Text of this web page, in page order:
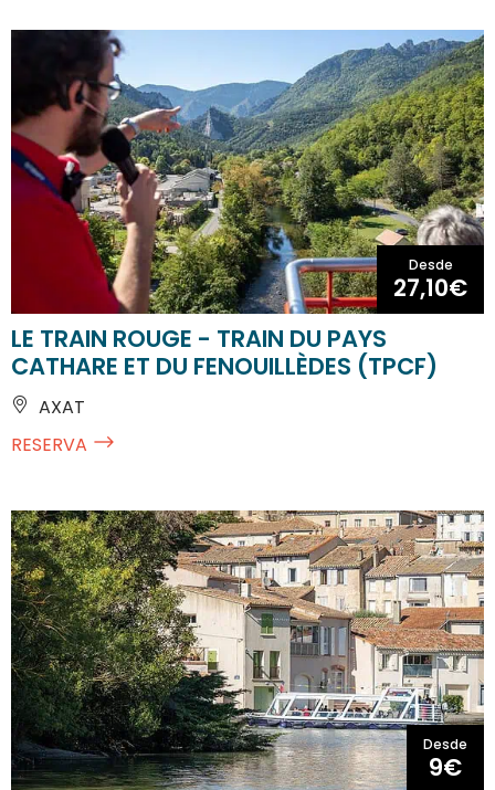
Desde
27,10€
LE TRAIN ROUGE - TRAIN DU PAYS
CATHARE ET DU FENOUILLÈDES (TPCF)
AXAT
RESERVA
Desde
9€